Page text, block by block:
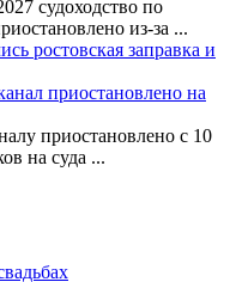
судоходство по
из-за ...
ростовская заправка и
приостановлено на
приостановлено с 10
на суда ...